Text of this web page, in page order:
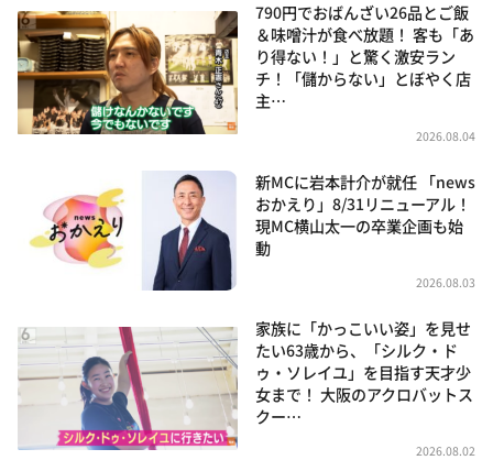
790円でおばんざい26品とご飯
＆味噌汁が食べ放題！ 客も「あ
り得ない！」と驚く激安ラン
チ！「儲からない」とぼやく店
主…
2026.08.04
新MCに岩本計介が就任 「news
おかえり」8/31リニューアル！
現MC横山太一の卒業企画も始
動
2026.08.03
家族に「かっこいい姿」を見せ
たい63歳から、「シルク・ド
ゥ・ソレイユ」を目指す天才少
女まで！ 大阪のアクロバットス
クー…
2026.08.02